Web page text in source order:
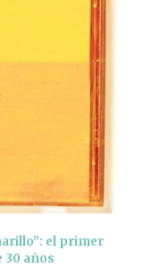
el primer
30 años